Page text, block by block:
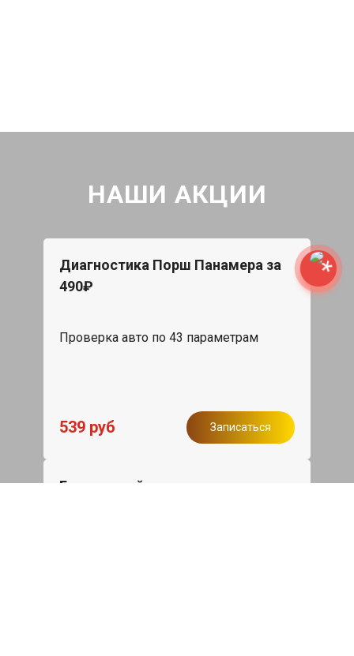
НАШИ АКЦИИ
Диагностика Порш Панамера за
490₽
Проверка авто по 43 параметрам
539 руб Записаться
Бесплатный эвакуатор